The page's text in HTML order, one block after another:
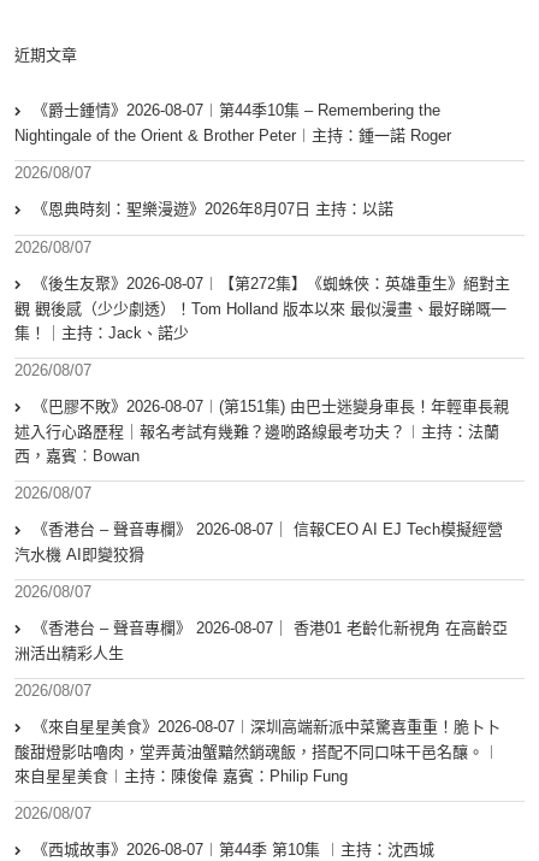
近期文章
《爵士鍾情》2026-08-07︱第44季10集 – Remembering the
Nightingale of the Orient & Brother Peter︱主持：鍾一諾 Roger
2026/08/07
《恩典時刻：聖樂漫遊》2026年8月07日 主持：以諾
2026/08/07
《後生友聚》2026-08-07︱【第272集】《蜘蛛俠：英雄重生》絕對主
觀 觀後感（少少劇透）！Tom Holland 版本以來 最似漫畫、最好睇嘅一
集！｜主持：Jack、諾少
2026/08/07
《巴膠不敗》2026-08-07︱(第151集) 由巴士迷變身車長！年輕車長親
述入行心路歷程｜報名考試有幾難？邊啲路線最考功夫？︱主持：法蘭
西，嘉賓︰Bowan
2026/08/07
《香港台 – 聲音專欄》 2026-08-07｜ 信報CEO AI EJ Tech模擬經營
汽水機 AI即變狡猾
2026/08/07
《香港台 – 聲音專欄》 2026-08-07｜ 香港01 老齡化新視角 在高齡亞
洲活出精彩人生
2026/08/07
《來自星星美食》2026-08-07︱深圳高端新派中菜驚喜重重！脆卜卜
酸甜燈影咕嚕肉，堂弄黃油蟹黯然銷魂飯，搭配不同口味干邑名釀。︱
來自星星美食︱主持：陳俊偉 嘉賓：Philip Fung
2026/08/07
《西城故事》2026-08-07︱第44季 第10集 ︱主持：沈西城